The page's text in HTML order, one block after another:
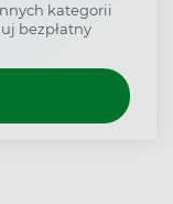
kategorii
bezpłatny